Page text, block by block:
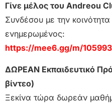
Γίνε μέλος του Andreou
Συνδέσου με την
ενημερωμένος:
https://mee6.gg/m/
ΔΩΡΕΑΝ Εκπαιδευτικό
βίντεο)
Ξεκίνα τώρα δωρεάν